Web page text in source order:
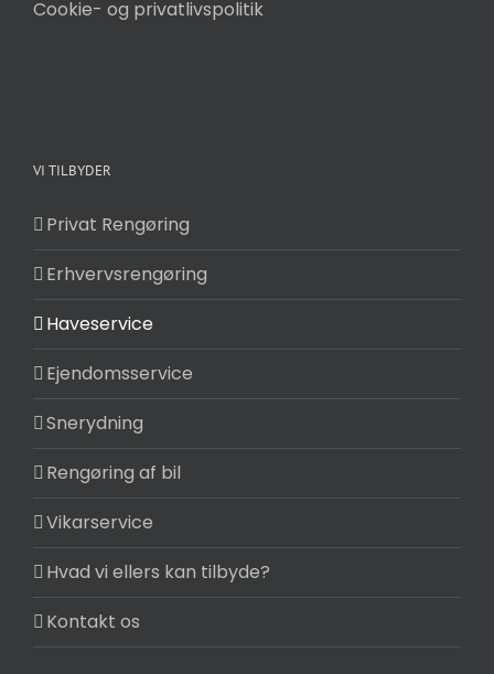
Cookie- og privatlivspolitik
VI TILBYDER
Privat Rengøring
Erhvervsrengøring
Haveservice
Ejendomsservice
Snerydning
Rengøring af bil
Vikarservice
Hvad vi ellers kan tilbyde?
Kontakt os